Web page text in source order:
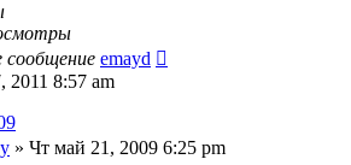
сообщение emayd
2011 8:57 am
» Чт май 21, 2009 6:25 pm